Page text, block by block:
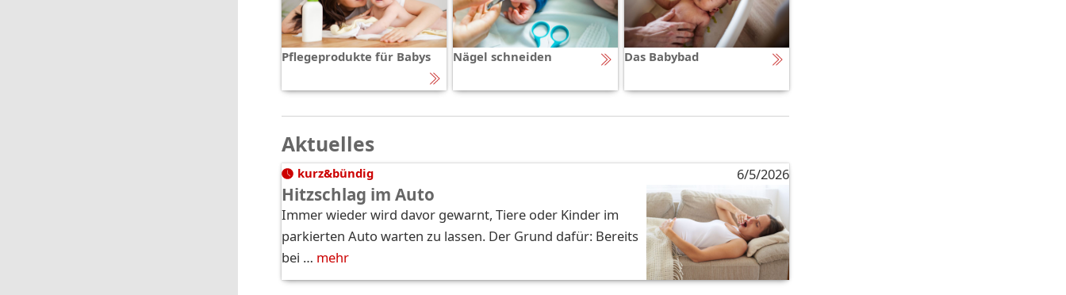
Pflegeprodukte für Babys Nägel schneiden Das Babybad
Aktuelles
kurz&bündig 6/5/2026
Hitzschlag im Auto
Immer wieder wird davor gewarnt, Tiere oder Kinder im
parkierten Auto warten zu lassen. Der Grund dafür: Bereits
bei … mehr